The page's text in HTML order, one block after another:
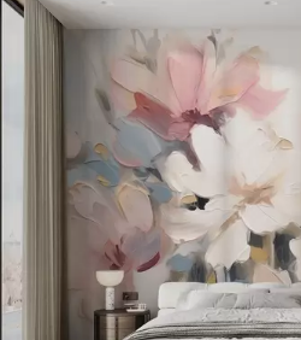
Доступни материјали
Стандард
.42 2683 .45RSD/m²
Премиум
5525.00 3315 .00RSD /m²
Премиум
.333800.00RSD/m²